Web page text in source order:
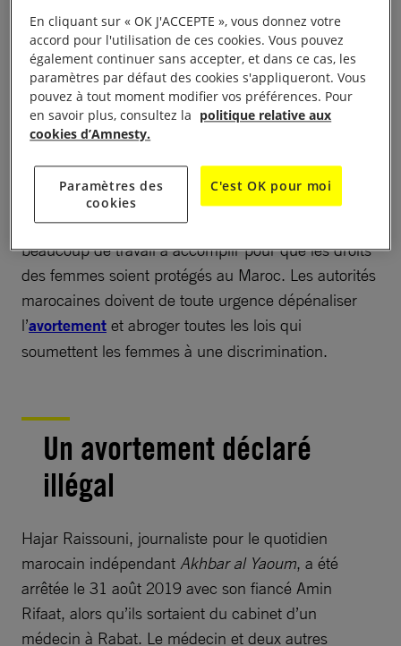
cause dans cette affaire n’auraient jamais dû être
arrêtées et déclarées coupables.
La grâce royale n’efface pas la grave injustice dont
elles ont été victimes. Les déclarations de culpabilité
effacées de leur casier judiciaire.
Le cas de Hajar Raissouni montre qu’il reste encore
beaucoup de travail à accomplir pour que les droits
des femmes soient protégés au Maroc. Les autorités
marocaines doivent de toute urgence dépénaliser
l’avortement et abroger toutes les lois qui
soumettent les femmes à une discrimination.
Un avortement déclaré
illégal
Hajar Raissouni, journaliste pour le quotidien
marocain indépendant Akhbar al Yaoum, a été
arrêtée le 31 août 2019 avec son fiancé Amin
Rifaat, alors qu’ils sortaient du cabinet d’un
médecin à Rabat. Le médecin et deux autres
En cliquant sur « OK J'ACCEPTE », vous donnez votre
accord pour l'utilisation de ces cookies. Vous pouvez
également continuer sans accepter, et dans ce cas, les
paramètres par défaut des cookies s'appliqueront. Vous
pouvez à tout moment modifier vos préférences. Pour
en savoir plus, consultez la politique relative aux
cookies d’Amnesty.
Paramètres des
cookies
C'est OK pour moi